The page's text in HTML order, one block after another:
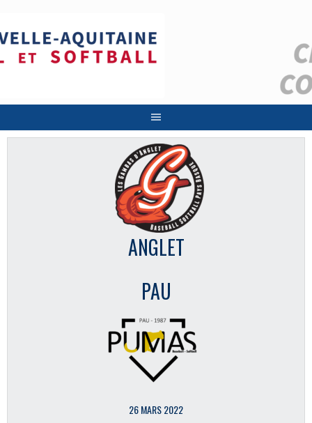
contenu
ANGLET
PAU
26 MARS 2022